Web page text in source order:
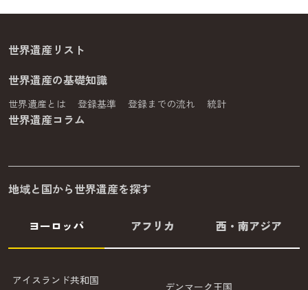
世界遺産リスト
世界遺産の基礎知識
世界遺産とは 登録基準 登録までの流れ 統計
世界遺産コラム
地域と国から世界遺産を探す
ヨーロッパ アフリカ 西・南アジア
アイスランド共和国 デンマーク王国